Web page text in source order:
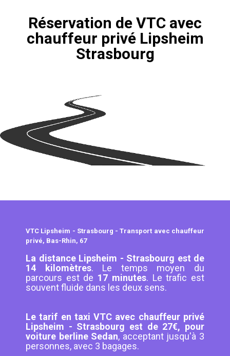
Réservation de VTC avec
chauffeur privé Lipsheim
Strasbourg
VTC Lipsheim - Strasbourg - Transport avec chauffeur
privé, Bas-Rhin, 67
La distance Lipsheim - Strasbourg est de
14 kilomètres. Le temps moyen du
parcours est de 17 minutes. Le trafic est
souvent fluide dans les deux sens.
Le tarif en taxi VTC avec chauffeur privé
Lipsheim - Strasbourg est de 27€, pour
voiture berline Sedan, acceptant jusqu'à 3
personnes, avec 3 bagages.